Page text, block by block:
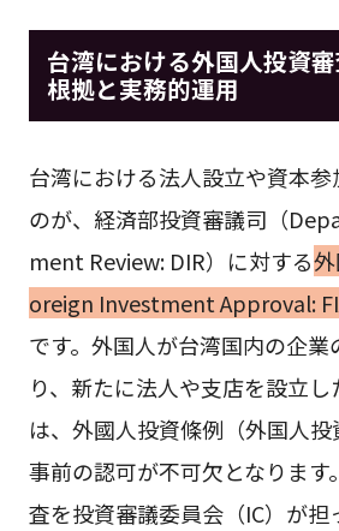
台湾における外国人投資
根拠と実務的運用
台湾における法人設立や資本参
のが、経済部投資審議司（
ment Review: DIR）に対する
oreign Investment Approval:
です。外国人が台湾国内の企
り、新たに法人や支店を設立
は、外國人投資條例（外国人投
事前の認可が不可欠となります
査を投資審議委員会（IC）が担